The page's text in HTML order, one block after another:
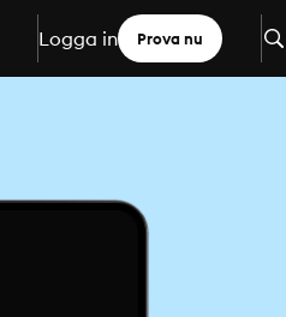
Logga in Prova nu